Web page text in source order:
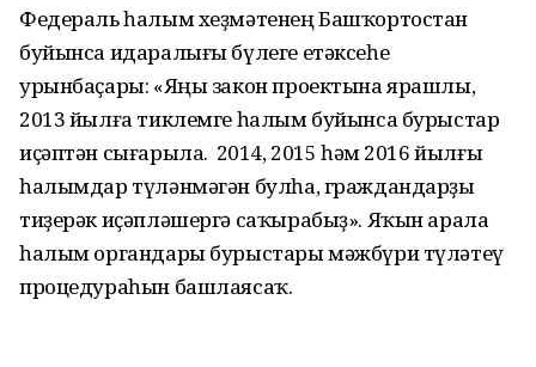
Федераль һалым хеҙмәтенең Башҡортостан
буйынса идаралығы бүлеге етәксеһе
урынбаҫары: «Яңы закон проектына ярашлы,
2013 йылға тиклемге һалым буйынса бурыстар
иҫәптән сығарыла. Ә 2014, 2015 һәм 2016 йылғы
һалымдар түләнмәгән булһа, граждандарҙы
тиҙерәк иҫәпләшергә саҡырабыҙ». Яҡын арала
һалым органдары бурыстары мәжбүри түләтеү
процедураһын башлаясаҡ.